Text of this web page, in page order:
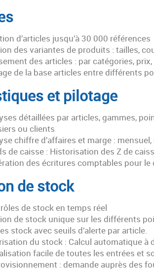
d’articles jusqu’à 30 000 références
des variantes de produits : tailles,
des articles : par catégories,
de la base articles entre différents
et pilotage
détaillées par articles, gammes,
ou clients
chiffre d’affaires et marge :
de caisse : Historisation des Z de
des écritures comptables pour le
de stock
de stock en temps réel
de stock unique sur les différents
stock avec seuils d’alerte par article.
du stock : Calcul automatique à
facile de toutes les entrées et
: demande auprès des